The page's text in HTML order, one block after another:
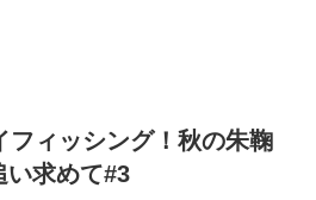
フィッシング！秋の朱鞠
い求めて#3